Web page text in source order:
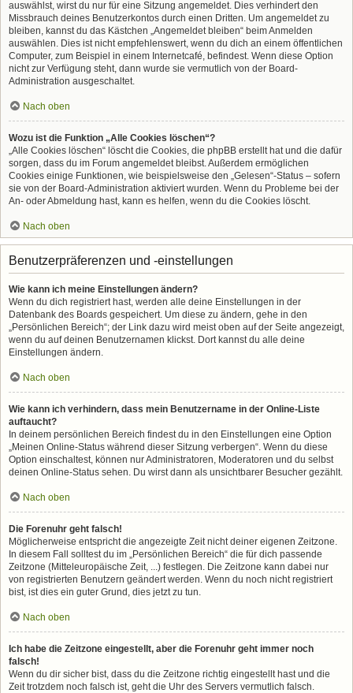
auswählst, wirst du nur für eine Sitzung angemeldet. Dies verhindert den
Missbrauch deines Benutzerkontos durch einen Dritten. Um angemeldet zu
bleiben, kannst du das Kästchen „Angemeldet bleiben“ beim Anmelden
auswählen. Dies ist nicht empfehlenswert, wenn du dich an einem öffentlichen
Computer, zum Beispiel in einem Internetcafé, befindest. Wenn diese Option
nicht zur Verfügung steht, dann wurde sie vermutlich von der Board-
Administration ausgeschaltet.
Nach oben
Wozu ist die Funktion „Alle Cookies löschen“?
„Alle Cookies löschen“ löscht die Cookies, die phpBB erstellt hat und die dafür
sorgen, dass du im Forum angemeldet bleibst. Außerdem ermöglichen
Cookies einige Funktionen, wie beispielsweise den „Gelesen“-Status – sofern
sie von der Board-Administration aktiviert wurden. Wenn du Probleme bei der
An- oder Abmeldung hast, kann es helfen, wenn du die Cookies löscht.
Nach oben
Benutzerpräferenzen und -einstellungen
Wie kann ich meine Einstellungen ändern?
Wenn du dich registriert hast, werden alle deine Einstellungen in der
Datenbank des Boards gespeichert. Um diese zu ändern, gehe in den
„Persönlichen Bereich“; der Link dazu wird meist oben auf der Seite angezeigt,
wenn du auf deinen Benutzernamen klickst. Dort kannst du alle deine
Einstellungen ändern.
Nach oben
Wie kann ich verhindern, dass mein Benutzername in der Online-Liste
auftaucht?
In deinem persönlichen Bereich findest du in den Einstellungen eine Option
„Meinen Online-Status während dieser Sitzung verbergen“. Wenn du diese
Option einschaltest, können nur Administratoren, Moderatoren und du selbst
deinen Online-Status sehen. Du wirst dann als unsichtbarer Besucher gezählt.
Nach oben
Die Forenuhr geht falsch!
Möglicherweise entspricht die angezeigte Zeit nicht deiner eigenen Zeitzone.
In diesem Fall solltest du im „Persönlichen Bereich“ die für dich passende
Zeitzone (Mitteleuropäische Zeit, ...) festlegen. Die Zeitzone kann dabei nur
von registrierten Benutzern geändert werden. Wenn du noch nicht registriert
bist, ist dies ein guter Grund, dies jetzt zu tun.
Nach oben
Ich habe die Zeitzone eingestellt, aber die Forenuhr geht immer noch
falsch!
Wenn du dir sicher bist, dass du die Zeitzone richtig eingestellt hast und die
Zeit trotzdem noch falsch ist, geht die Uhr des Servers vermutlich falsch.